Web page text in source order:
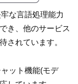
な言語処理能力
き、他のサービス
されています。
ット機能(モデ